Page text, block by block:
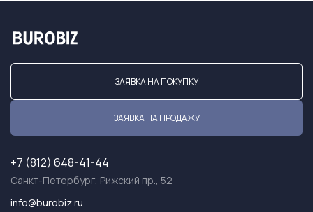
ЗАЯВКА НА ПОКУПКУ
ЗАЯВКА НА ПРОДАЖУ
+7 (812) 648-41-44
Санкт-Петербург, Рижский пр., 52
info@burobiz.ru